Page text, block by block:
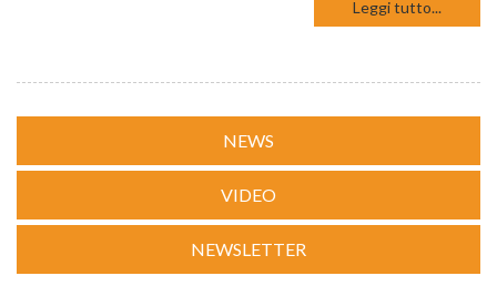
Leggi tutto...
NEWS
VIDEO
NEWSLETTER